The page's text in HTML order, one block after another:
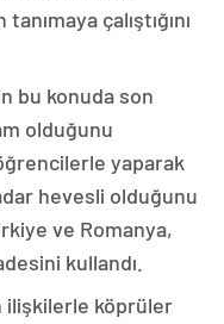
çalıştığını
bu konuda son
olduğunu
yaparak
hevesli olduğunu
ve Romanya,
kullandı.
ilişkilerle köprüler